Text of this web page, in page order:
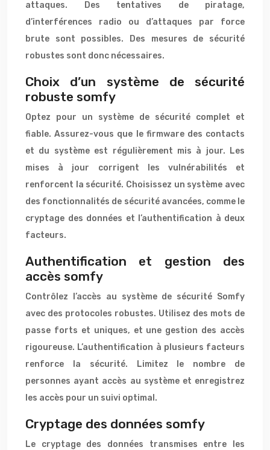
attaques. Des tentatives de piratage,
d’interférences radio ou d’attaques par force
brute sont possibles. Des mesures de sécurité
robustes sont donc nécessaires.
Choix d’un système de sécurité
robuste somfy
Optez pour un système de sécurité complet et
fiable. Assurez-vous que le firmware des contacts
et du système est régulièrement mis à jour. Les
mises à jour corrigent les vulnérabilités et
renforcent la sécurité. Choisissez un système avec
des fonctionnalités de sécurité avancées, comme le
cryptage des données et l’authentification à deux
facteurs.
Authentification et gestion des
accès somfy
Contrôlez l’accès au système de sécurité Somfy
avec des protocoles robustes. Utilisez des mots de
passe forts et uniques, et une gestion des accès
rigoureuse. L’authentification à plusieurs facteurs
renforce la sécurité. Limitez le nombre de
personnes ayant accès au système et enregistrez
les accès pour un suivi optimal.
Cryptage des données somfy
Le cryptage des données transmises entre les